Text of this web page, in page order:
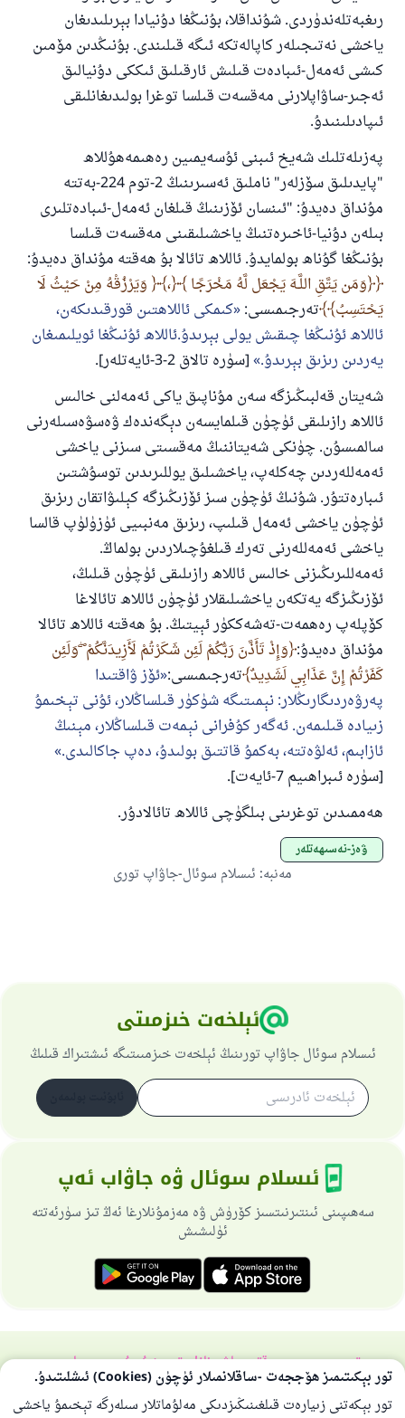
رىغبەتلەندۈردى. شۇنداقلا، بۇنىڭغا دۇنيادا بېرىلىدىغان
ياخشى نەتىجىلەر كاپالەتكە ئىگە قىلىندى. بۇنىڭدىن مۆمىن
كىشى ئەمەل-ئىبادەت قىلىش ئارقىلىق ئىككى دۇنيالىق
ئەجىر-ساۋاپلارنى مەقسەت قىلسا توغرا بولىدىغانلىقى
ئىپادىلىنىدۇ.
پەزىلەتلىك شەيخ ئىبنى ئۇسەيمىين رەھىمەھۇللاھ
"پايدىلىق سۆزلەر" ناملىق ئەسىرىنىڭ 2-توم 224-بەتتە
مۇنداق دەيدۇ: "ئىنسان ئۆزىنىڭ قىلغان ئەمەل-ئىبادەتلىرى
بىلەن دۇنيا-ئاخىرەتنىڭ ياخشىلىقىنى مەقسەت قىلسا
بۇنىڭغا گۇناھ بولمايدۇ. ئاللاھ تائالا بۇ ھەقتە مۇنداق دەيدۇ:
﴿وَمَن يَتَّقِ اللَّـهَ يَجْعَل لَّهُ مَخْرَجًا
،
وَيَرْزُقْهُ مِنْ حَيْثُ لَا
يَحْتَسِبُ﴾ تەرجىمىسى: كىمكى ئاللاھتىن قورقىدىكەن،
ئاللاھ ئۇنىڭغا چىقىش يولى بېرىدۇ.ئاللاھ ئۇنىڭغا ئويلىمىغان
يەردىن رىزىق بېرىدۇ. [سۈرە تالاق 2-3-ئايەتلەر].
شەيتان قەلبىڭىزگە سەن مۇناپىق ياكى ئەمەلنى خالىس
ئاللاھ رازىلىقى ئۈچۈن قىلمايسەن دېگەندەك ۋەسۋەسىلەرنى
سالمىسۇن. چۈنكى شەيتاننىڭ مەقسىتى سىزنى ياخشى
ئەمەللەردىن چەكلەپ، ياخشىلىق يوللىرىدىن توسۇشتىن
ئىبارەتتۇر. شۇنىڭ ئۈچۈن سىز ئۆزىڭىزگە كېلىۋاتقان رىزىق
ئۈچۈن ياخشى ئەمەل قىلىپ، رىزىق مەنبىيى ئۈزۈلۈپ قالسا
ياخشى ئەمەللەرنى تەرك قىلغۇچىلاردىن بولماڭ.
ئەمەللىرىڭىزنى خالىس ئاللاھ رازىلىقى ئۈچۈن قىلىڭ،
ئۆزىڭىزگە يەتكەن ياخشىلىقلار ئۈچۈن ئاللاھ تائالاغا
كۆپلەپ رەھمەت-تەشەككۈر ئېيتىڭ. بۇ ھەقتە ئاللاھ تائالا
مۇنداق دەيدۇ: وَإِذْ تَأَذَّنَ رَبُّكُمْ لَئِن شَكَرْتُمْ لَأَزِيدَنَّكُمْ ۖ وَلَئِن
كَفَرْتُمْ إِنَّ عَذَابِي لَشَدِيدٌ تەرجىمىسى: ئۆز ۋاقتىدا
پەرۋەردىگارىڭلار: نېمىتىگە شۈكۈر قىلساڭلار، ئۇنى تېخىمۇ
زىيادە قىلىمەن. ئەگەر كۇفرانى نېمەت قىلساڭلار، مېنىڭ
ئازابىم، ئەلۋەتتە، بەكمۇ قاتتىق بولىدۇ، دەپ جاكالىدى.
[سۈرە ئىبراھىيم 7-ئايەت].
ھەممىدىن توغرىنى بىلگۈچى ئاللاھ تائالادۇر.
ۋەز-نەسىھەتلەر
مەنبە: ئىسلام سوئال-جاۋاپ تورى
ئېلخەت خىزمىتى
ئىسلام سوئال جاۋاپ تورىنىڭ ئېلخەت خىزمىىتىگە ئىشتىراك قىلىڭ
ئىسلام سوئال ۋە جاۋاب ئەپ
سەھىپىنى ئىنتىرنىتسىز كۆرۈش ۋە مەزمۇنلارغا ئەڭ تىز سۈرئەتتە
ئۈلىشىش
تورسەھىپىسى ھەققىدەباش نازارەتچىخۇسۇسىي سىياسەت
بارلىق ھوقۇق ئىسلام سوئال-جاۋاپ تورىغا مەنسۇپتۇر 1997-2025 ©
تور بېكىتىمىز ھۆججەت -ساقلانمىلار ئۈچۈن (Cookies) ئىشلىتىدۇ.
تور بېكەتنى زىيارەت قىلغىنىڭىزدىكى مەلۇماتلار سىلەرگە تېخىمۇ ياخشى